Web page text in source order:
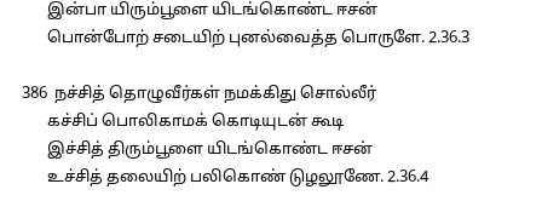
இன்பா யிரும்பூளை யிடங்கொண்ட ஈசன்
பொன்போற் சடையிற் புனல்வைத்த பொருளே. 2.36.3
386 நச்சித் தொழுவீர்கள் நமக்கிது சொல்லீர்
கச்சிப் பொலிகாமக் கொடியுடன் கூடி
இச்சித் திரும்பூளை யிடங்கொண்ட ஈசன்
உச்சித் தலையிற் பலிகொண் டுழலூணே. 2.36.4